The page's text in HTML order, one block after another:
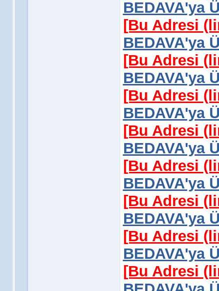
BEDAVA'ya
[Bu Adresi
BEDAVA'ya
[Bu Adresi
BEDAVA'ya
[Bu Adresi
BEDAVA'ya
[Bu Adresi
BEDAVA'ya
[Bu Adresi
BEDAVA'ya
[Bu Adresi
BEDAVA'ya
[Bu Adresi
BEDAVA'ya
[Bu Adresi